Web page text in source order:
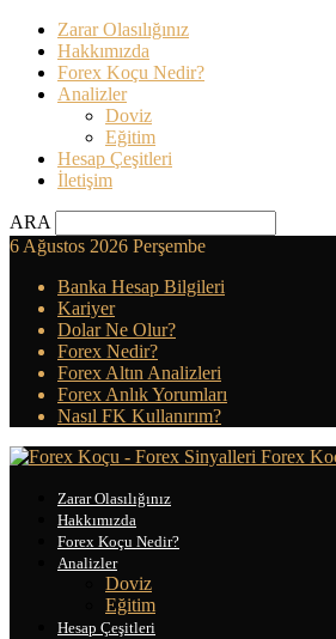
Zarar Olasılığınız
Hakkımızda
Forex Koçu Nedir?
Analizler
Doviz
Eğitim
Hesap Çeşitleri
İletişim
ARA
6 Ağustos 2026 Perşembe
Banka Hesap Bilgileri
Kariyer
Dolar Ne Olur?
Forex Nedir?
Forex Altın Analizleri
Forex Anlık Yorumları
Nasıl FK Kullanırım?
Forex
Zarar Olasılığınız
Hakkımızda
Forex Koçu Nedir?
Analizler
Doviz
Eğitim
Hesap Çeşitleri